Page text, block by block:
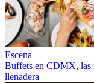
Escena
Buffets en CDMX, las
llenadera